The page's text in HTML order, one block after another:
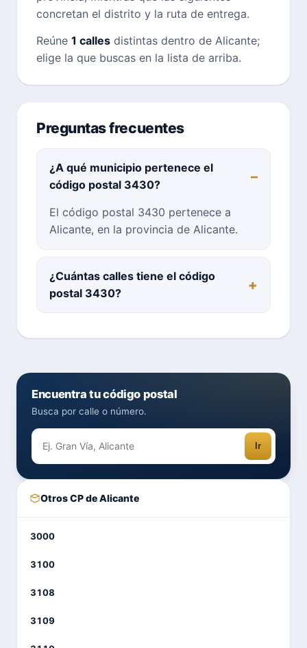
concretan el distrito y la ruta de entrega.
Reúne 1 calles distintas dentro de Alicante;
elige la que buscas en la lista de arriba.
Preguntas frecuentes
¿A qué municipio pertenece el
código postal 3430?
El código postal 3430 pertenece a
Alicante, en la provincia de Alicante.
¿Cuántas calles tiene el código
postal 3430?
Encuentra tu código postal
Busca por calle o número.
Ir
Otros CP de Alicante
3000
3100
3108
3109